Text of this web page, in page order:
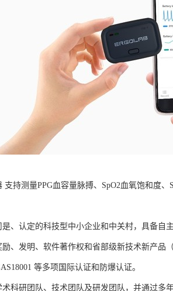
持测量PPG血容量脉搏、SpO2血氧饱和度
、认定的科技型中小企业和中关村，具备自
、发明、软件著作权和省部级新技术新产品
等多项国际认证和防爆认证。
科研团队、技术团队及研发团队，并通过多